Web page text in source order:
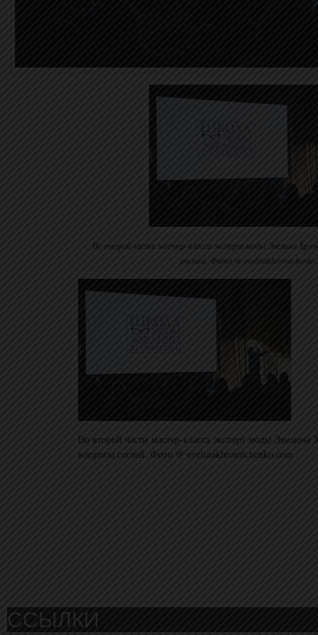
Во второй части мастер-класса эксперт моды Эвелина
гостей. Фото @
Во второй части мастер-класса эксперт моды Эвелина
вопросы гостей. Фото @ evelinakhromtchenko.com
ССЫЛКИ